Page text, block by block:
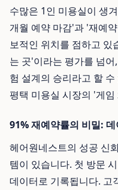
수많은 1인 미용실이 생
개월 예약 마감'과 '재예
보적인 위치를 점하고 있
는 곳'이라는 평가를 넘
험 설계의 승리라고 할
평택 미용실 시장의 '게
91% 재예약률의 비밀:
헤어원네스트의 성공 신
템이 있습니다. 첫 방문
데이터로 기록됩니다. 고